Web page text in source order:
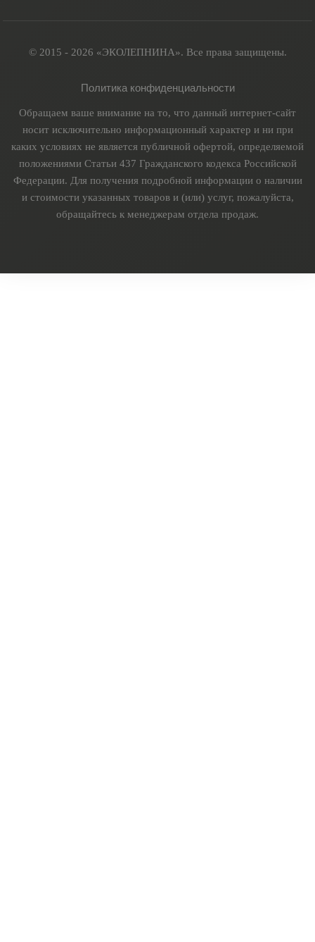
© 2015 - 2026 «ЭКОЛЕПНИНА». Все права защищены.
Политика конфиденциальности
Обращаем ваше внимание на то, что данный интернет-сайт
носит исключительно информационный характер и ни при
каких условиях не является публичной офертой, определяемой
положениями Статьи 437 Гражданского кодекса Российской
Федерации. Для получения подробной информации о наличии
и стоимости указанных товаров и (или) услуг, пожалуйста,
обращайтесь к менеджерам отдела продаж.